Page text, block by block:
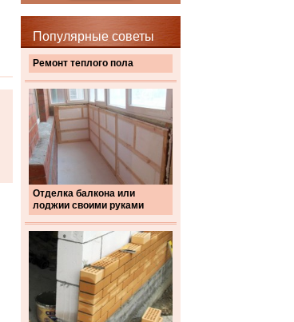
Популярные советы
Ремонт теплого пола
Отделка балкона или
лоджии своими руками